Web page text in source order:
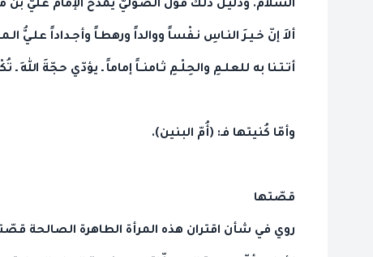
السّلام. ودليل ذلك قول الصوليّ يمدح الإمام عليّ بن
ألاَ إنّ خـيـرَ النـاسِ نـفْساً ووالداً ورهطـاً وأجـداداً علـيُّ
أتـتـنا به للعلـمِ والحِلْـمِ ثـامنــاً إماماً ـ يؤدّي حجّةَ اللهِ ـ
وأمّا كُنيتها فـ: (أُمّ البنين).
قصّتها
روي في شأن اقتران هذه المرأة الطاهرة الصالحة